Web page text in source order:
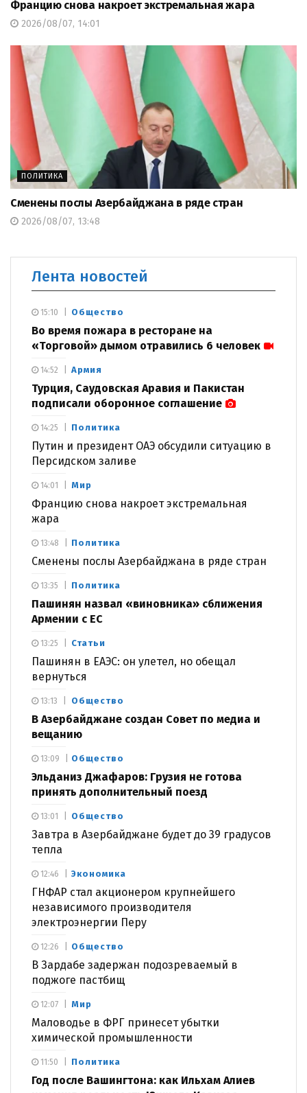
Францию снова накроет экстремальная жара
2026/08/07, 14:01
ПОЛИТИКА
Сменены послы Азербайджана в ряде стран
2026/08/07, 13:48
Лента новостей
Общество
Во время пожара в ресторане на
«Торговой» дымом отравились 6 человек
15:10
Армия
Турция, Саудовская Аравия и Пакистан
подписали оборонное соглашение
14:52
Политика
Путин и президент ОАЭ обсудили ситуацию в
Персидском заливе
14:25
Мир
Францию снова накроет экстремальная
жара
14:01
Политика
Сменены послы Азербайджана в ряде стран
13:48
Политика
Пашинян назвал «виновника» сближения
Армении с ЕС
13:35
Статьи
Пашинян в ЕАЭС: он улетел, но обещал
вернуться
13:25
Общество
В Азербайджане создан Совет по медиа и
вещанию
13:13
Общество
Эльданиз Джафаров: Грузия не готова
принять дополнительный поезд
13:09
Общество
Завтра в Азербайджане будет до 39 градусов
тепла
13:01
Экономика
ГНФАР стал акционером крупнейшего
независимого производителя
электроэнергии Перу
12:46
Общество
В Зардабе задержан подозреваемый в
поджоге пастбищ
12:26
Мир
Маловодье в ФРГ принесет убытки
химической промышленности
12:07
Политика
Год после Вашингтона: как Ильхам Алиев
11:50